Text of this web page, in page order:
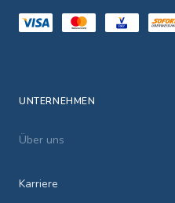
UNTERNEHMEN
Über uns
Karriere